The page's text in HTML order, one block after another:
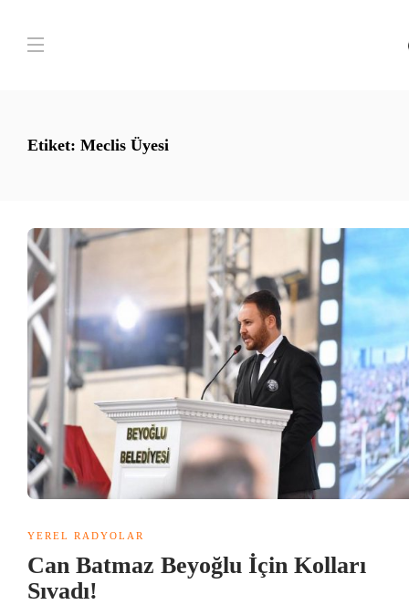
Etiket: Meclis Üyesi
YEREL RADYOLAR
Can Batmaz Beyoğlu İçin Kolları
Sıvadı!